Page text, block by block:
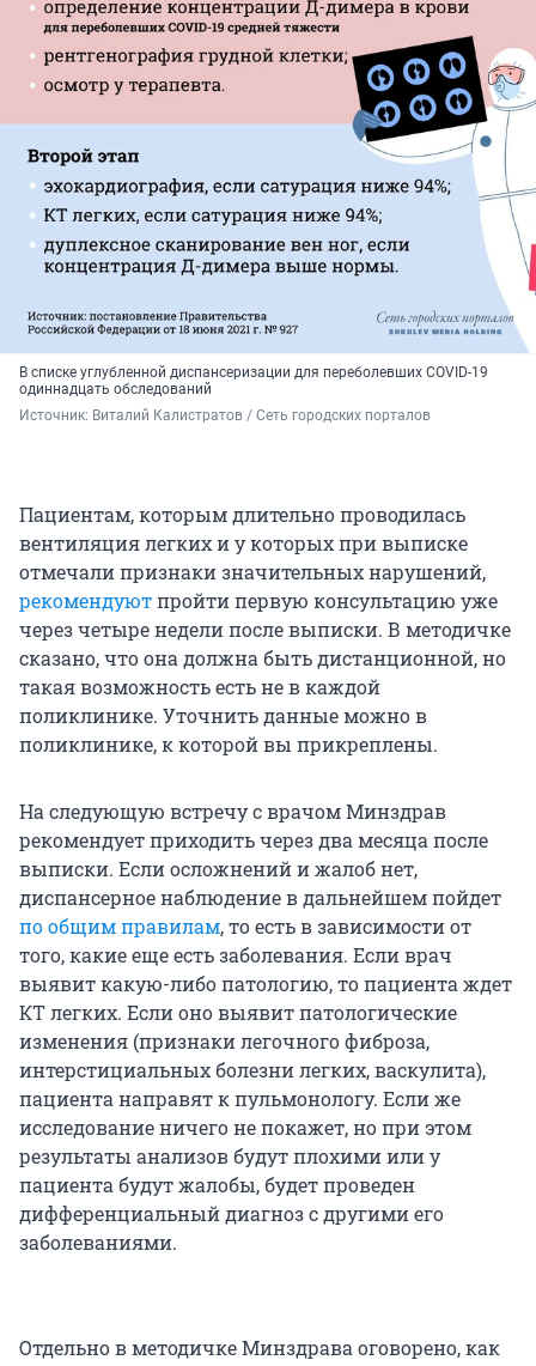
В списке углубленной диспансеризации для переболевших COVID-19
одиннадцать обследований
Источник: Виталий Калистратов / Сеть городских порталов
Пациентам, которым длительно проводилась
вентиляция легких и у которых при выписке
отмечали признаки значительных нарушений,
рекомендуютпройти первую консультацию уже
через четыре недели после выписки. В методичке
сказано, что она должна быть дистанционной, но
такая возможность есть не в каждой
поликлинике. Уточнить данные можно в
поликлинике, к которой вы прикреплены.
На следующую встречу с врачом Минздрав
рекомендует приходить через два месяца после
выписки. Если осложнений и жалоб нет,
диспансерное наблюдение в дальнейшем пойдет
по общим правилам, то есть в зависимости от
того, какие еще есть заболевания. Если врач
выявит какую-либо патологию, то пациента ждет
КТ легких. Если оно выявит патологические
изменения (признаки легочного фиброза,
интерстициальных болезни легких, васкулита),
пациента направят к пульмонологу. Если же
исследование ничего не покажет, но при этом
результаты анализов будут плохими или у
пациента будут жалобы, будет проведен
дифференциальный диагноз с другими его
заболеваниями.
Отдельно в методичке Минздрава оговорено, как